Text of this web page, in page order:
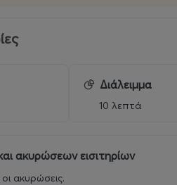
Διάλειμμα
10 λεπτά
ακυρώσεων εισιτηρίων
ακυρώσεις.